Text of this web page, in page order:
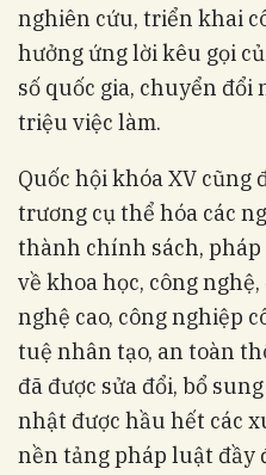
nghiên cứu, triển khai
hưởng ứng lời kêu gọi
số quốc gia, chuyển đổi
triệu việc làm.
Quốc hội khóa XV cũng
trương cụ thể hóa các
thành chính sách,
về khoa học, công
nghệ cao, công nghiệp
tuệ nhân tạo, an toàn
đã được sửa đổi, bổ
nhật được hầu hết các
nền tảng pháp luật đầy